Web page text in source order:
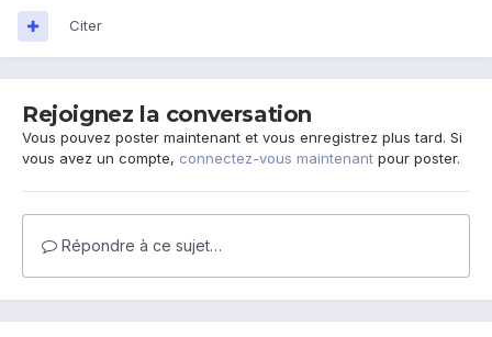
Citer
Rejoignez la conversation
Vous pouvez poster maintenant et vous enregistrez plus tard. Si
vous avez un compte, connectez-vous maintenant pour poster.
Répondre à ce sujet…